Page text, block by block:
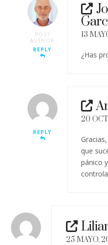
POST
AUTHOR
REPLY
13
¿Has
REPLY
20
que
pánico
25 MAYO,